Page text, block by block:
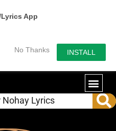
App
No Thanks INSTALL